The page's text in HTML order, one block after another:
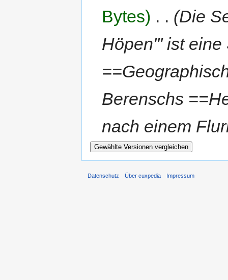
Bytes) . . (Die
Höpen''' ist
Berenschs
nach einem
Datenschutz Über cuxpedia Impressum